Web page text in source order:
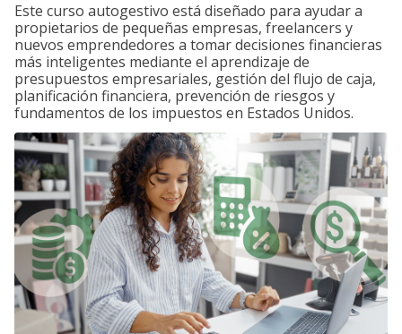
Este curso autogestivo está diseñado para ayudar a
propietarios de pequeñas empresas, freelancers y
nuevos emprendedores a tomar decisiones financieras
más inteligentes mediante el aprendizaje de
presupuestos empresariales, gestión del flujo de caja,
planificación financiera, prevención de riesgos y
fundamentos de los impuestos en Estados Unidos.